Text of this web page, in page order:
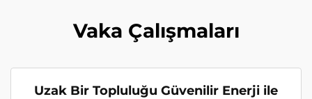
Vaka Çalışmaları
Uzak Bir Topluluğu Güvenilir Enerji ile